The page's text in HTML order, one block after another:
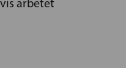
arbetet